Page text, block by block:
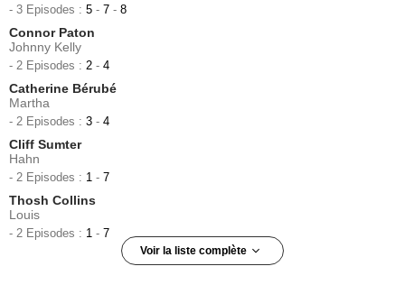
- 3 Episodes : 5 - 7 - 8
Connor Paton
Johnny Kelly
- 2 Episodes : 2 - 4
Catherine Bérubé
Martha
- 2 Episodes : 3 - 4
Cliff Sumter
Hahn
- 2 Episodes : 1 - 7
Thosh Collins
Louis
- 2 Episodes : 1 - 7
Voir la liste complète